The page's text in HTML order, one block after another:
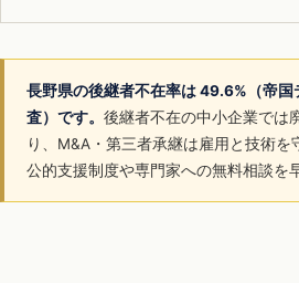
長野県の後継者不在率は 49.6%（帝
査）です。 後継者不在の中小企業では
り、M&A・第三者承継は雇用と技術を
公的支援制度や専門家への無料相談を